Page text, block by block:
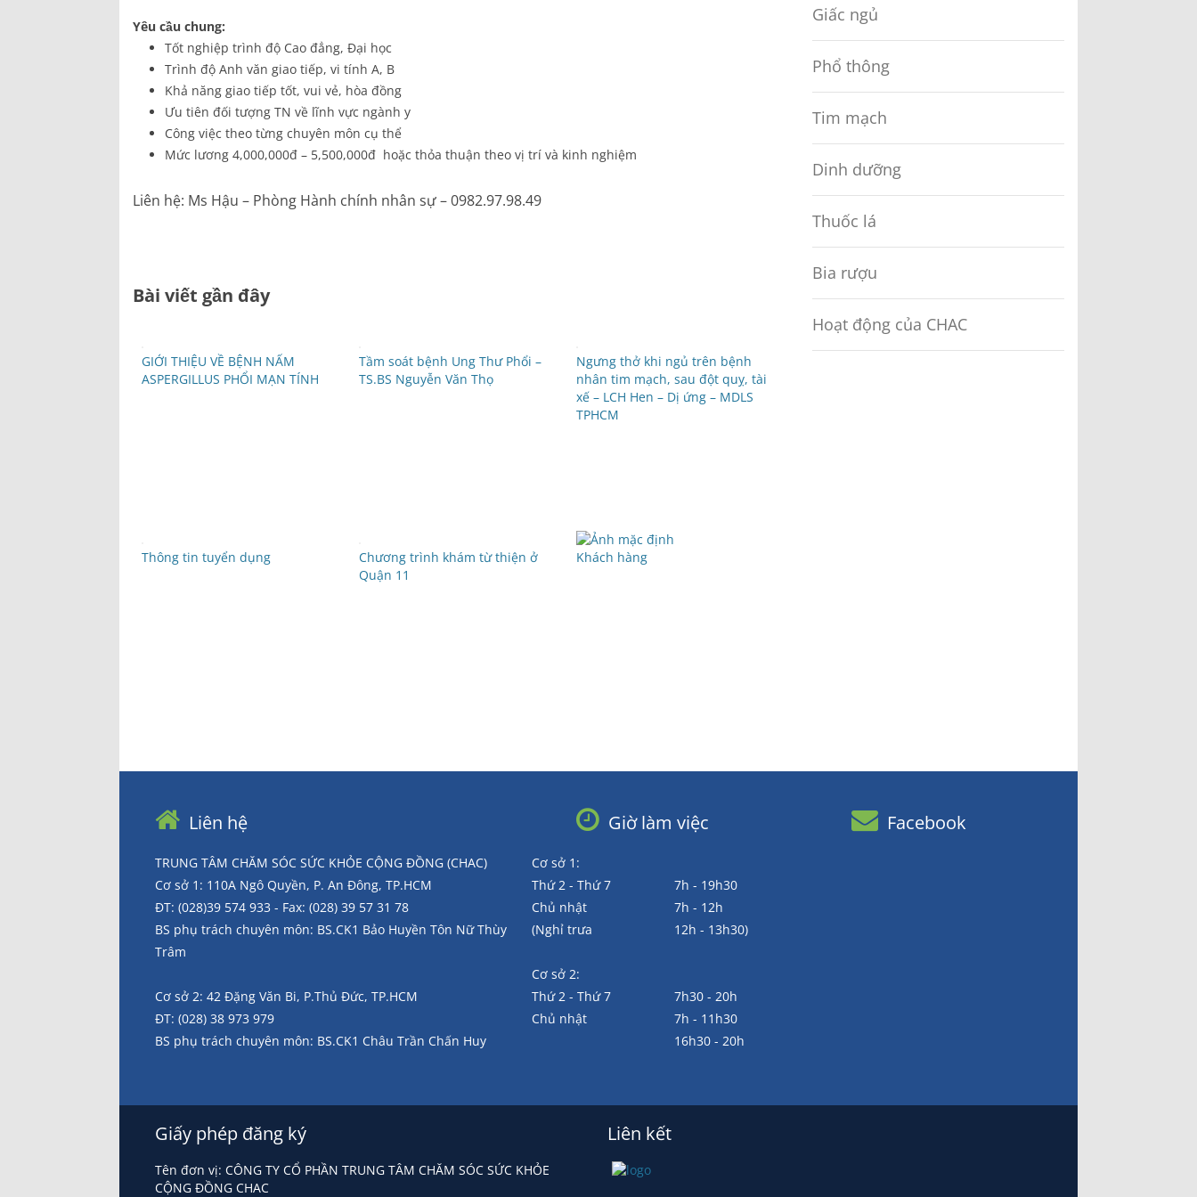
Danh mục giá thuốc
Chẩn đoán hình ảnh
Xét nghiệm
Yêu cầu chung:
Tốt nghiệp trình độ Cao đẳng, Đại học
Trình độ Anh văn giao tiếp, vi tính A, B
Khả năng giao tiếp tốt, vui vẻ, hòa đồng
Ưu tiên đối tượng TN về lĩnh vực ngành y
Công việc theo từng chuyên môn cụ thể
Mức lương 4,000,000đ – 5,500,000đ hoặc thỏa thuận theo vị trí và kinh nghiệm
Liên hệ: Ms Hậu – Phòng Hành chính nhân sự – 0982.97.98.49
Bài viết gần đây
GIỚI THIỆU VỀ BỆNH NẤM
ASPERGILLUS PHỔI MẠN TÍNH
Tầm soát bệnh Ung Thư Phổi –
TS.BS Nguyễn Văn Thọ
Ngưng thở khi ngủ trên bệnh
nhân tim mạch, sau đột quỵ, tài
xế – LCH Hen – Dị ứng – MDLS
TPHCM
Thông tin tuyển dụng
Chương trình khám từ thiện ở
Quận 11
Khách hàng
Giấc ngủ
Phổ thông
Tim mạch
Dinh dưỡng
Thuốc lá
Bia rượu
Hoạt động của CHAC
Liên hệ
TRUNG TÂM CHĂM SÓC SỨC KHỎE CỘNG ĐỒNG (CHAC)
Cơ sở 1: 110A Ngô Quyền, P. An Đông, TP.HCM
ĐT: (028)39 574 933 - Fax: (028) 39 57 31 78
BS phụ trách chuyên môn: BS.CK1 Bảo Huyền Tôn Nữ Thùy
Trâm
Cơ sở 2: 42 Đặng Văn Bi, P.Thủ Đức, TP.HCM
ĐT: (028) 38 973 979
BS phụ trách chuyên môn: BS.CK1 Châu Trần Chấn Huy
Giờ làm việc
Cơ sở 1:
Thứ 2 - Thứ 7
7h - 19h30
Chủ nhật
7h - 12h
(Nghỉ trưa
12h - 13h30)
Cơ sở 2:
Thứ 2 - Thứ 7
7h30 - 20h
Chủ nhật
7h - 11h30
16h30 - 20h
Facebook
Giấy phép đăng ký
Tên đơn vị: CÔNG TY CỔ PHẦN TRUNG TÂM CHĂM SÓC SỨC KHỎE
CỘNG ĐỒNG CHAC
Liên kết